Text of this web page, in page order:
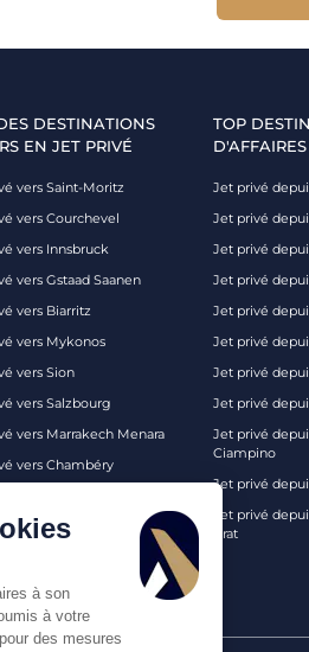
DESTINATIONS
EN JET PRIVÉ
vers Saint-Moritz
vers Courchevel
vers Innsbruck
vers Gstaad Saanen
vers Biarritz
vers Mykonos
vers Sion
vers Salzbourg
vers Marrakech Menara
vers Chambéry
vers Londres
TOP
Jet privé
Jet privé
Jet privé
Jet privé
Jet privé
Jet privé
Jet privé
Jet privé
Jet privé
Ciampino
Jet privé
Jet privé
Prat
à son
à votre
des mesures